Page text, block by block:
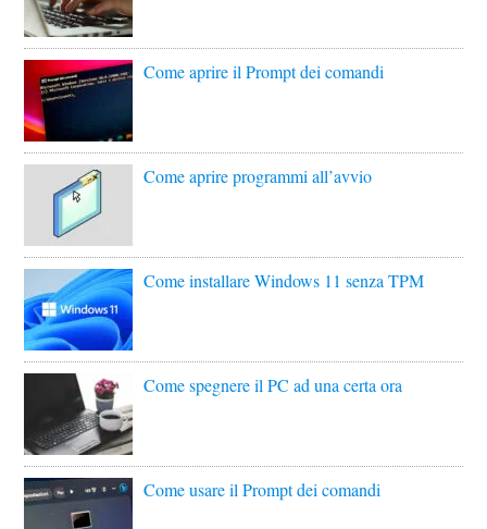
Come aprire il Prompt dei comandi
Come aprire programmi all’avvio
Come installare Windows 11 senza TPM
Come spegnere il PC ad una certa ora
Come usare il Prompt dei comandi